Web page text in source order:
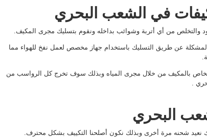
في الشعب البحري
من أي أتربة وشوائب بداخله ونقوم بتسليك مجرى المكيف.
المشكلة عن طريق التسليك باستخدام جهاز مخصص لعمل نفخ للهواء مما
الخاص بالمكيف من خلال مجرى المياه وبذلك سوف تخرج كل الرواسب من
.
البحري
نعيد شحنه مرة أخرى وبذلك نكون أصلحنا التكييف بشكل محترف.